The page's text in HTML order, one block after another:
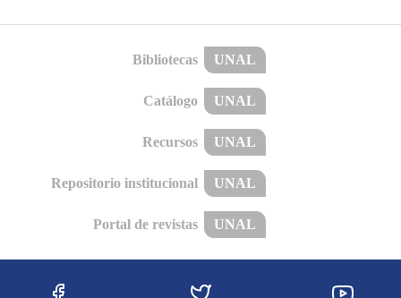
Bibliotecas UNAL
Catálogo UNAL
Recursos UNAL
Repositorio institucional UNAL
Portal de revistas UNAL